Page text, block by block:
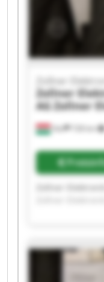
Vác 728 km
Zollner
Zollner
AG Zollner
Zollner
Zollner
Zollner
Zollner
Zollner